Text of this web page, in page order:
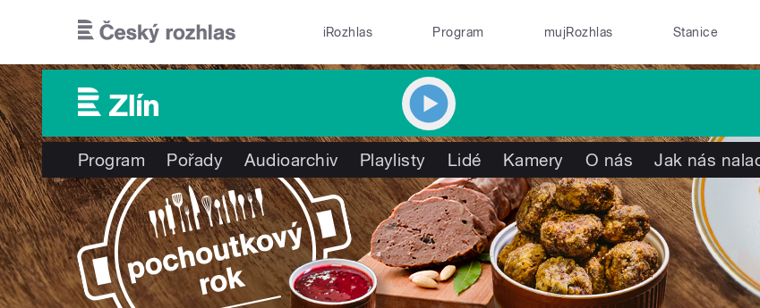
iRozhlas Program mujRozhlas Stanice
Program Pořady Audioarchiv Playlisty Lidé Kamery O nás Jak nás